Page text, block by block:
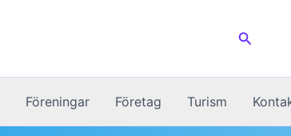
Sök
Föreningar Företag Turism